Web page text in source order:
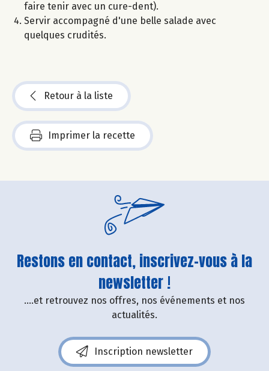
faire tenir avec un cure-dent).
Servir accompagné d'une belle salade avec
quelques crudités.
Retour à la liste
Imprimer la recette
Restons en contact, inscrivez-vous à la
newsletter !
....et retrouvez nos offres, nos événements et nos
actualités.
Inscription newsletter